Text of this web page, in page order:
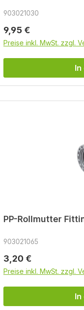
903021030
Regulärer Preis:
9,95 €
Preise inkl. MwSt. zzgl.
In
PP-Rollmutter
903021065
Regulärer Preis:
3,20 €
Preise inkl. MwSt. zzgl.
In